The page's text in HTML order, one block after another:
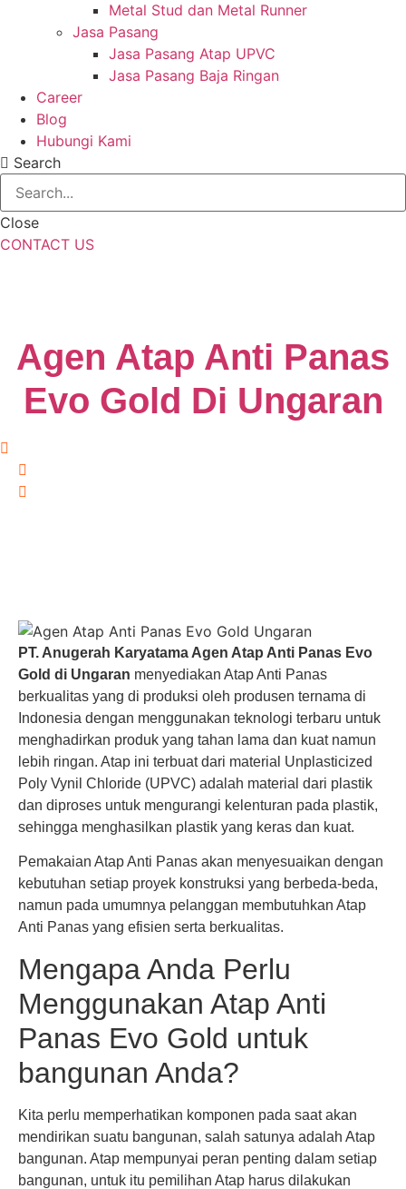
Metal Stud dan Metal Runner
Jasa Pasang
Jasa Pasang Atap UPVC
Jasa Pasang Baja Ringan
Career
Blog
Hubungi Kami
Search
Close
CONTACT US
Agen Atap Anti Panas
Evo Gold Di Ungaran
PT. Anugerah Karyatama Agen Atap Anti Panas Evo
Gold di Ungaran menyediakan Atap Anti Panas
berkualitas yang di produksi oleh produsen ternama di
Indonesia dengan menggunakan teknologi terbaru untuk
menghadirkan produk yang tahan lama dan kuat namun
lebih ringan. Atap ini terbuat dari material Unplasticized
Poly Vynil Chloride (UPVC) adalah material dari plastik
dan diproses untuk mengurangi kelenturan pada plastik,
sehingga menghasilkan plastik yang keras dan kuat.
Pemakaian Atap Anti Panas akan menyesuaikan dengan
kebutuhan setiap proyek konstruksi yang berbeda-beda,
namun pada umumnya pelanggan membutuhkan Atap
Anti Panas yang efisien serta berkualitas.
Mengapa Anda Perlu
Menggunakan Atap Anti
Panas Evo Gold untuk
bangunan Anda?
Kita perlu memperhatikan komponen pada saat akan
mendirikan suatu bangunan, salah satunya adalah Atap
bangunan. Atap mempunyai peran penting dalam setiap
bangunan, untuk itu pemilihan Atap harus dilakukan